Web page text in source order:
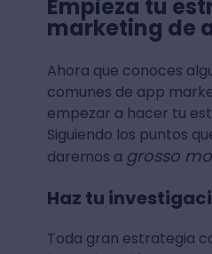
Empieza tu
marketing de